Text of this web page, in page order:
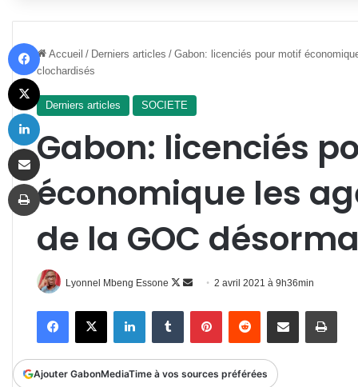
Accueil / Derniers articles / Gabon: licenciés pour motif
clochardisés
Derniers articles SOCIETE
Gabon: licenciés
économique les
de la GOC
Lyonnel Mbeng Essone
Follow
Envoyer
courriel
2 avril 2021 à 9h36min
FacebookX LinkedinTumblr PinterestReddit Partager par email
Ajouter GabonMediaTime à vos sources préférées
X
Linkedin
Partager par email
Imprimer